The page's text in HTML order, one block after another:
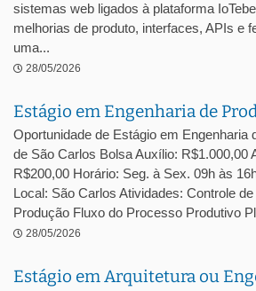
sistemas web ligados à plataforma
melhorias de produto, interfaces, APIs e
uma...
28/05/2026
Estágio em Engenharia de
Oportunidade de Estágio em Engenharia
de São Carlos Bolsa Auxílio: R$1.000,00
R$200,00 Horário: Seg. à Sex. 09h às
Local: São Carlos Atividades: Controle
Produção Fluxo do Processo Produtivo
28/05/2026
Estágio em Arquitetura ou